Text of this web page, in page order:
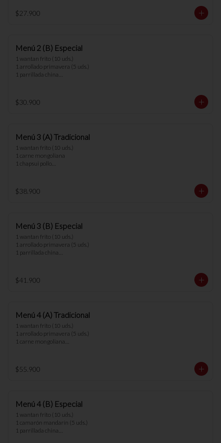
*nota: no se pueden hacer cambios en los
menús.
$27.900
Menú 2 (B) Especial
1 wantan frito (10 uds.)
1 arrollado primavera (5 uds.)
1 parrillada china
*nota: no se pueden hacer cambios en los
menús.
$30.900
Menú 3 (A) Tradicional
1 wantan frito (10 uds.)
1 carne mongoliana
1 chapsui pollo
*nota: no se pueden hacer cambios en los
$38.900
Menú 3 (B) Especial
1 wantan frito (10 uds.)
1 arrollado primavera (5 uds.)
1 parrillada china
*nota: no se pueden hacer cambios en los
$41.900
Menú 4 (A) Tradicional
1 wantan frito (10 uds.)
1 arrollado primavera (5 uds.)
1 carne mongoliana
1 arrollado de marisco
4 arroz chaufan
$55.900
Menú 4 (B) Especial
1 wantan frito (10 uds.)
1 camarón mandarín (5 uds.)
1 parrillada china